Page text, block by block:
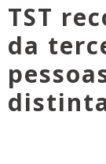
TST
da